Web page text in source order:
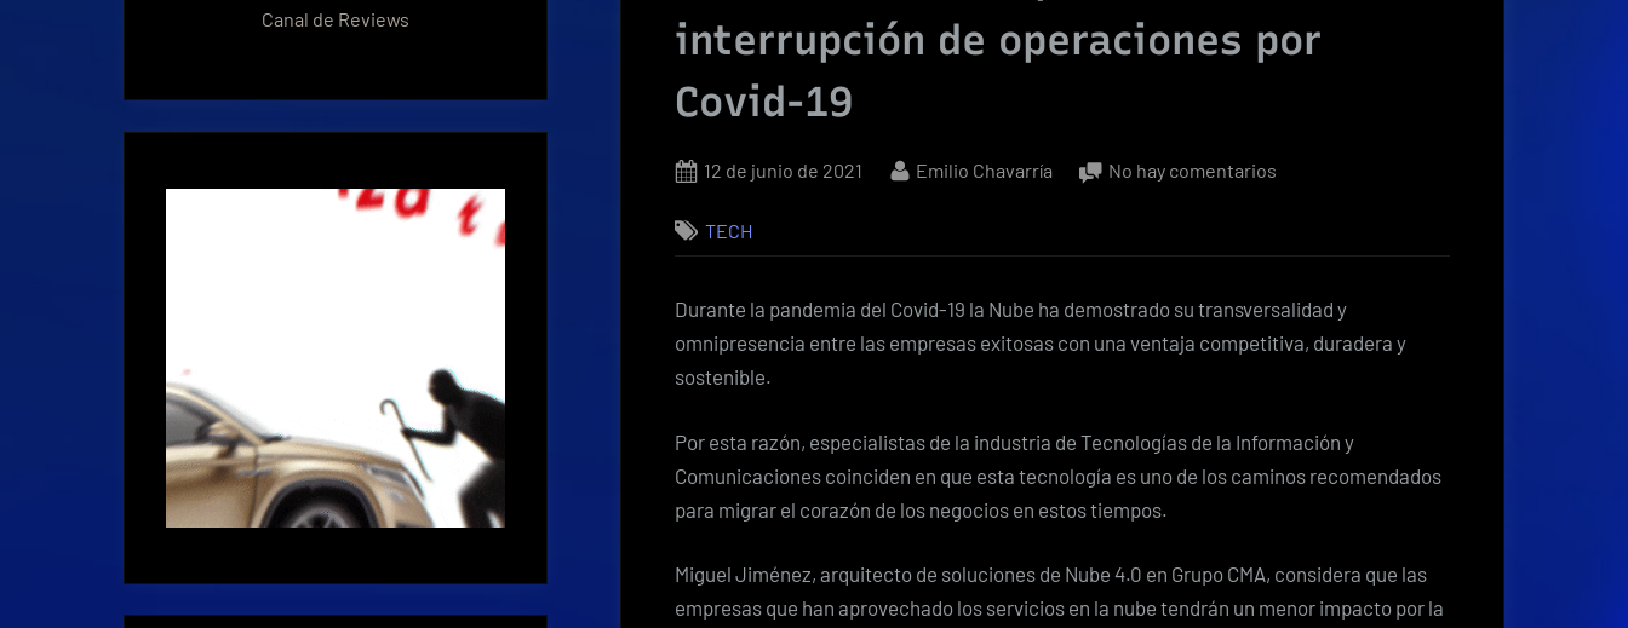
interrupción de operaciones por
Covid-19
Posted
12 de junio de 2021 By
Emilio Chavarría No hay comentarios
en
la
menor
TECH
Durante la pandemia del Covid-19 la Nube ha demostrado su transversalidad y
omnipresencia entre las empresas exitosas con una ventaja competitiva, duradera y
sostenible.
Por esta razón, especialistas de la industria de Tecnologías de la Información y
Comunicaciones coinciden en que esta tecnología es uno de los caminos recomendados
para migrar el corazón de los negocios en estos tiempos.
Miguel Jiménez, arquitecto de soluciones de Nube 4.0 en Grupo CMA, considera que las
empresas que han aprovechado los servicios en la nube tendrán un menor impacto por la
Canal de Reviews